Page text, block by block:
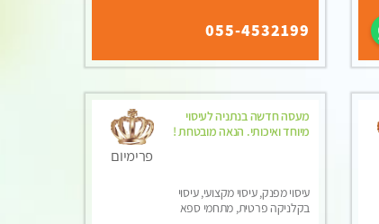
055-4532199
מעסה חדשה בנתניה לעיסוי
מיוחד ואיכותי. הנאה מובטחת !
עיסוי מפנק, עיסוי מקצועי, עיסוי
בקלניקה פרטית, מתחמי ספא
פרימיום